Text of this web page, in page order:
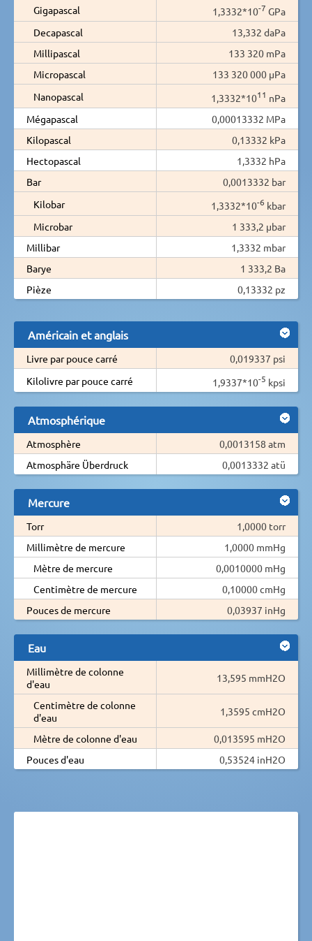
Gigapascal
1,3332*10-7 GPa
Decapascal
13,332 daPa
Millipascal
133 320 mPa
Micropascal
133 320 000 µPa
Nanopascal
1,3332*1011 nPa
Mégapascal
0,00013332 MPa
Kilopascal
0,13332 kPa
Hectopascal
1,3332 hPa
Bar
0,0013332 bar
Kilobar
1,3332*10-6 kbar
Microbar
1 333,2 µbar
Millibar
1,3332 mbar
Barye
1 333,2 Ba
Pièze
0,13332 pz
Américain et anglais
Livre par pouce carré
0,019337 psi
Kilolivre par pouce carré
1,9337*10-5 kpsi
Atmosphérique
Atmosphère
0,0013158 atm
Atmosphäre Überdruck
0,0013332 atü
Mercure
Torr
1,0000 torr
Millimètre de mercure
1,0000 mmHg
Mètre de mercure
0,0010000 mHg
Centimètre de mercure
0,10000 cmHg
Pouces de mercure
0,03937 inHg
Eau
Millimètre de colonne
d'eau
13,595 mmH2O
Centimètre de colonne
d'eau
1,3595 cmH2O
Mètre de colonne d'eau
0,013595 mH2O
Pouces d'eau
0,53524 inH2O